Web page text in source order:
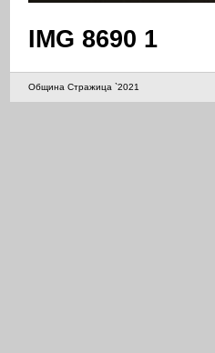
IMG 8690 1
Община Стражица `2021